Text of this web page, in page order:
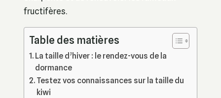
fructifères.
Table des matières
La taille d’hiver : le rendez-vous de la
dormance
Testez vos connaissances sur la taille du
kiwi